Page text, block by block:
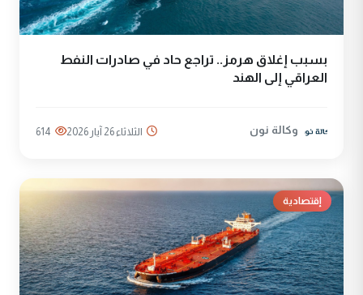
بسبب إغلاق هرمز.. تراجع حاد في صادرات النفط
العراقي إلى الهند
وكالة نون الثلاثاء 26 آيار 2026 614
إقتصادية